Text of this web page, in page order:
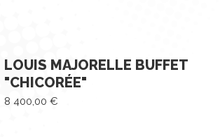
LOUIS MAJORELLE BUFFET
"CHICORÉE"
8 400,00 €